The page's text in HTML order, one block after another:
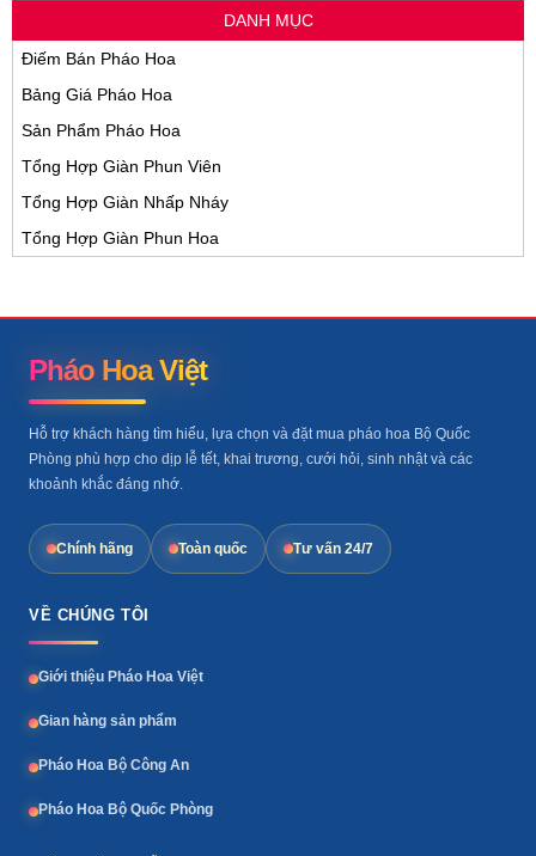
DANH MỤC
Điếm Bán Pháo Hoa
Bảng Giá Pháo Hoa
Sản Phẩm Pháo Hoa
Tổng Hợp Giàn Phun Viên
Tổng Hợp Giàn Nhấp Nháy
Tổng Hợp Giàn Phun Hoa
Pháo Hoa Việt
Hỗ trợ khách hàng tìm hiểu, lựa chọn và đặt mua pháo hoa Bộ Quốc
Phòng phù hợp cho dịp lễ tết, khai trương, cưới hỏi, sinh nhật và các
khoảnh khắc đáng nhớ.
Chính hãng Toàn quốc Tư vấn 24/7
VỀ CHÚNG TÔI
Giới thiệu Pháo Hoa Việt
Gian hàng sản phẩm
Pháo Hoa Bộ Công An
Pháo Hoa Bộ Quốc Phòng